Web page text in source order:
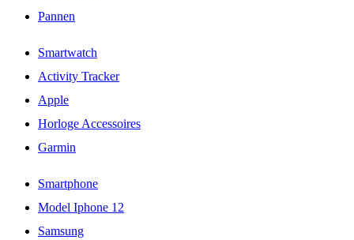
Pannen
Smartwatch
Activity Tracker
Apple
Horloge Accessoires
Garmin
Smartphone
Model Iphone 12
Samsung